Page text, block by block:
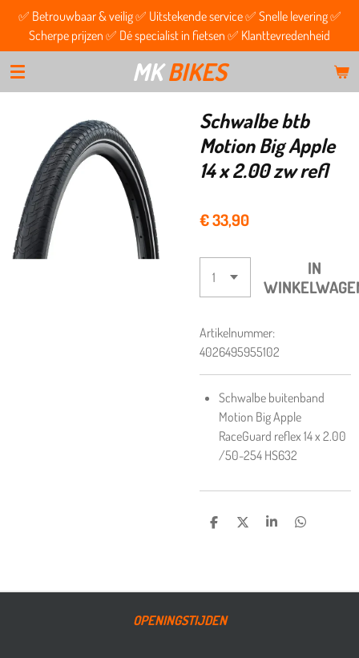
Ga
direct
naar
de
hoofdinhoud
MKBIKES
✅ Betrouwbaar & veilig ✅ Uitstekende service ✅ Snelle levering ✅
Scherpe prijzen ✅ Dé specialist in fietsen ✅ Klanttevredenheid
Schwalbe btb
Motion Big Apple
14 x 2.00 zw refl
€ 33,90
IN
Artikelnummer:
4026495955102
Schwalbe buitenband
Motion Big Apple
RaceGuard reflex 14 x 2.00
/50-254 HS632
DELENDEEL SHAREDELEN
OPENINGSTIJDEN